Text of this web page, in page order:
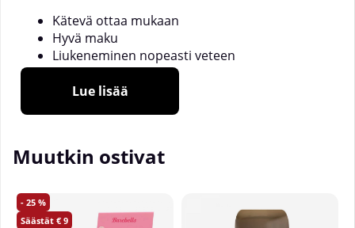
Kätevä ottaa mukaan
Hyvä maku
Liukeneminen nopeasti veteen
Käyttö:
Laita tabletti pulloon tai lasilliseen vettä lämpiminä
päivinä, treenien aikana tai kun alat tuntea olosi
Lue lisää
Muutkin ostivat
25
9